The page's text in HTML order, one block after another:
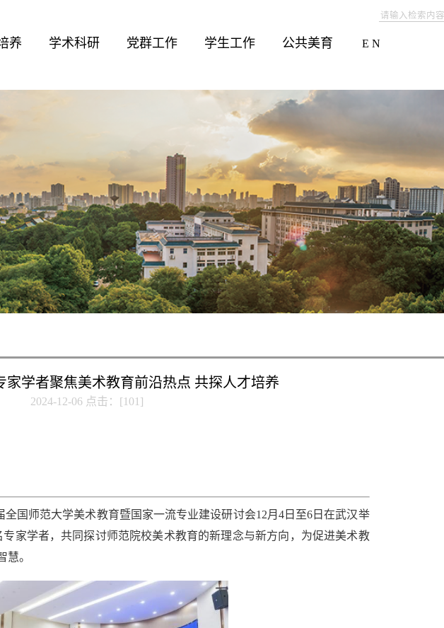
养 学术科研 党群工作 学生工作 公共美育 E N
家学者聚焦美术教育前沿热点 共探人才培养
2024-12-06 点击：[101 ]
全国师范大学美术教育暨国家一流专业建设研讨会12月4日至6日在武汉举
家学者，共同探讨师范院校美术教育的新理念与新方向，为促进美术教
。